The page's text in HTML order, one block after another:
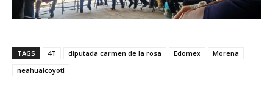
TAGS 4T diputada carmen de la rosa Edomex
Morena
neahualcoyotl